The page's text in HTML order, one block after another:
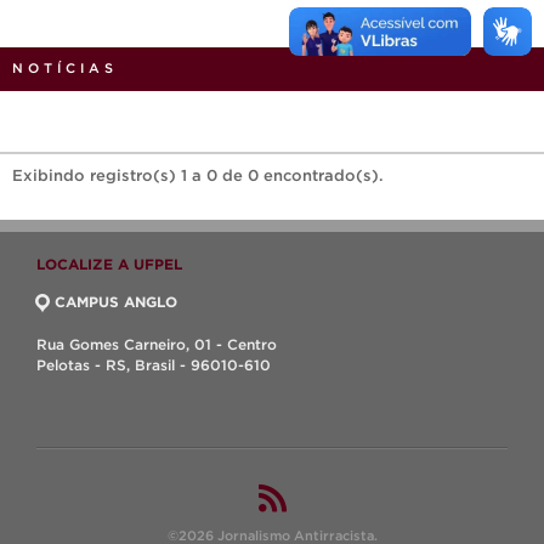
NOTÍCIAS
Exibindo registro(s) 1 a 0 de 0 encontrado(s).
LOCALIZE A UFPEL
CAMPUS ANGLO
Rua Gomes Carneiro, 01 - Centro
Pelotas - RS, Brasil - 96010-610
©2026 Jornalismo Antirracista.